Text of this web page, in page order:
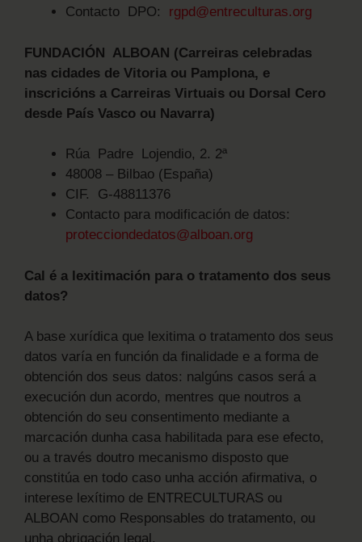
Contacto DPO: rgpd@entreculturas.org
FUNDACIÓN ALBOAN (Carreiras celebradas
nas cidades de Vitoria ou Pamplona, e
inscricións a Carreiras Virtuais ou Dorsal Cero
desde País Vasco ou Navarra)
Rúa Padre Lojendio, 2. 2ª
48008 – Bilbao (España)
CIF. G-48811376
Contacto para modificación de datos:
protecciondedatos@alboan.org
Cal é a lexitimación para o tratamento dos seus
datos?
A base xurídica que lexitima o tratamento dos seus
datos varía en función da finalidade e a forma de
obtención dos seus datos: nalgúns casos será a
execución dun acordo, mentres que noutros a
obtención do seu consentimento mediante a
marcación dunha casa habilitada para ese efecto,
ou a través doutro mecanismo disposto que
constitúa en todo caso unha acción afirmativa, o
interese lexítimo de ENTRECULTURAS ou
ALBOAN como Responsables do tratamento, ou
unha obrigación legal.